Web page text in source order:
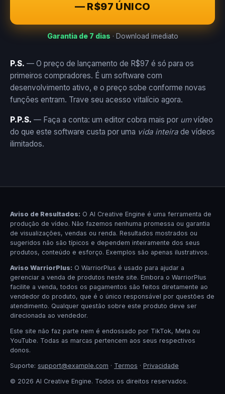
— R$97 ÚNICO
Garantia de 7 dias · Download imediato
P.S. — O preço de lançamento de R$97 é só para os
primeiros compradores. É um software com
desenvolvimento ativo, e o preço sobe conforme novas
funções entram. Trave seu acesso vitalício agora.
P.P.S. — Faça a conta: um editor cobra mais por umvídeo
do que este software custa por uma vida inteira de vídeos
ilimitados.
Aviso de Resultados: O AI Creative Engine é uma ferramenta de
produção de vídeo. Não fazemos nenhuma promessa ou garantia
de visualizações, vendas ou renda. Resultados mostrados ou
sugeridos não são típicos e dependem inteiramente dos seus
produtos, conteúdo e esforço. Exemplos são apenas ilustrativos.
Aviso WarriorPlus: O WarriorPlus é usado para ajudar a
gerenciar a venda de produtos neste site. Embora o WarriorPlus
facilite a venda, todos os pagamentos são feitos diretamente ao
vendedor do produto, que é o único responsável por questões de
atendimento. Qualquer questão sobre este produto deve ser
direcionada ao vendedor.
Este site não faz parte nem é endossado por TikTok, Meta ou
YouTube. Todas as marcas pertencem aos seus respectivos
donos.
Suporte: support@example.com · Termos · Privacidade
© 2026 AI Creative Engine. Todos os direitos reservados.